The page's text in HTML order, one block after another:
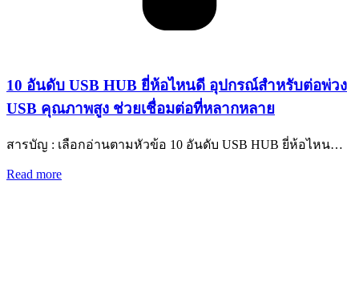
10 อันดับ USB HUB ยี่ห้อไหนดี อุปกรณ์สำหรับต่อพ่วง
USB คุณภาพสูง ช่วยเชื่อมต่อที่หลากหลาย
สารบัญ : เลือกอ่านตามหัวข้อ 10 อันดับ USB HUB ยี่ห้อไหน…
Read more